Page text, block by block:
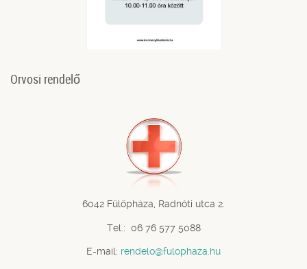
Orvosi rendelő
6042 Fülöpháza, Radnóti utca 2.
Tel.: 06 76 577 5088
E-mail: rendelo@fulophaza.hu